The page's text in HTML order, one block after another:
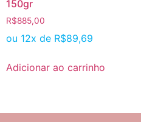
150gr
R$885,00
ou 12x de R$89,69
Adicionar ao carrinho